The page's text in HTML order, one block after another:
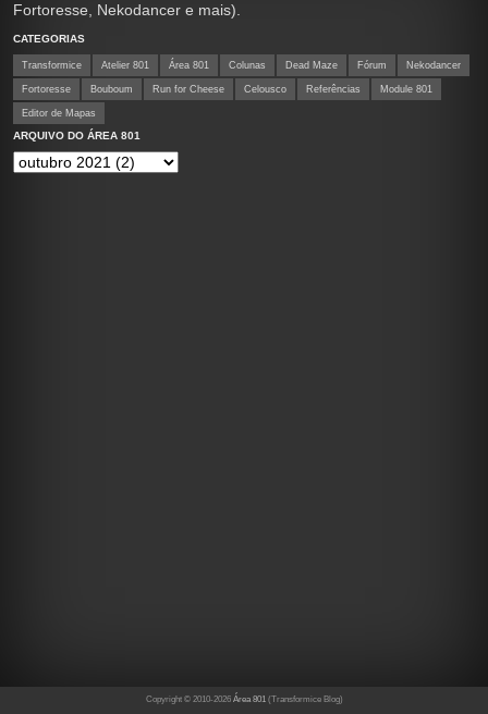
Fortoresse, Nekodancer e mais).
CATEGORIAS
Transformice Atelier 801 Área 801 Colunas Dead Maze Fórum Nekodancer
Fortoresse Bouboum Run for Cheese Celousco Referências Module 801
Editor de Mapas
ARQUIVO DO ÁREA 801
Copyright © 2010-2026 Área 801(Transformice Blog)